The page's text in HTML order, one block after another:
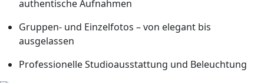
authentische Aufnahmen
Gruppen- und Einzelfotos – von elegant bis
ausgelassen
Professionelle Studioausstattung und Beleuchtung